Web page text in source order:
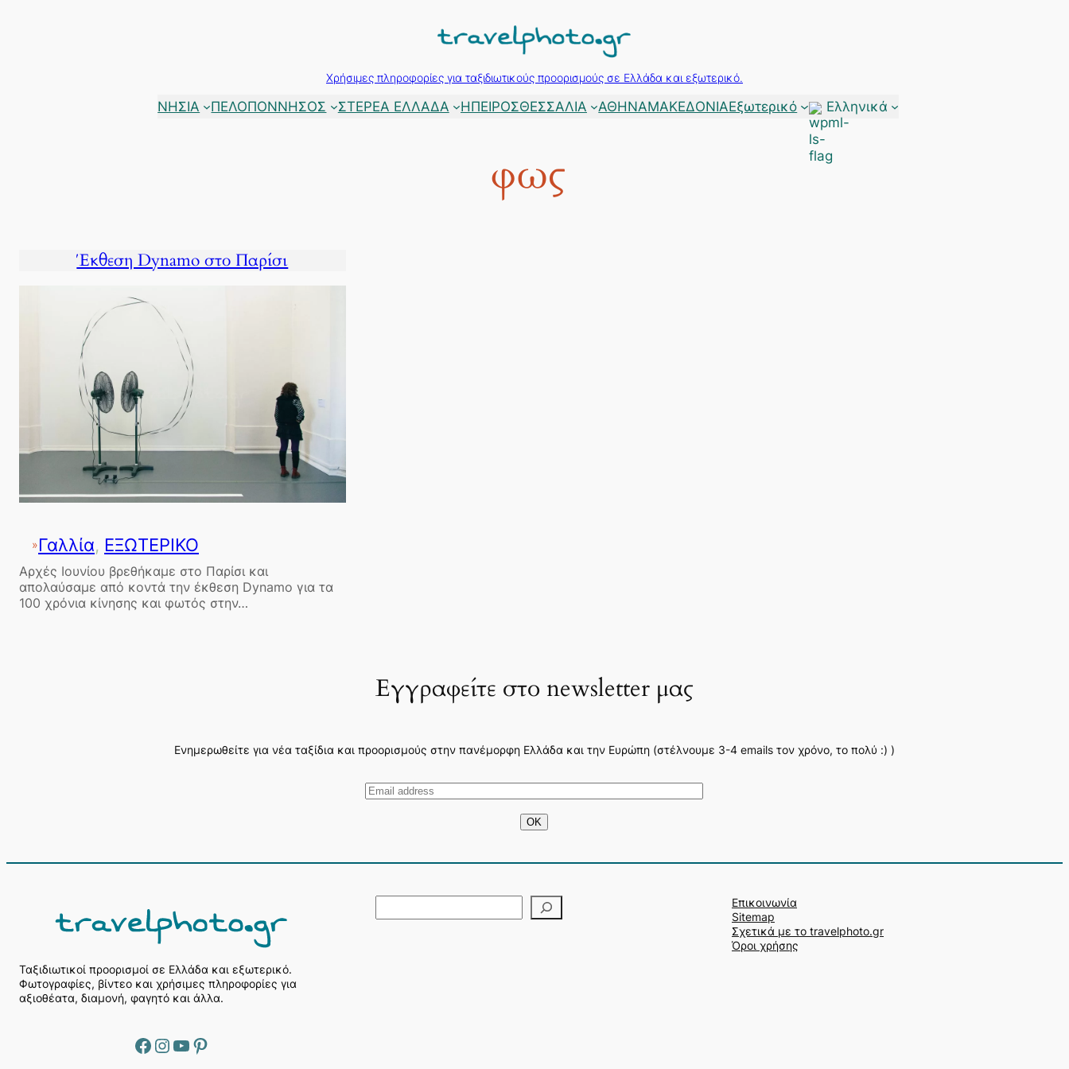
Χρήσιμες πληροφορίες για ταξιδιωτικούς προορισμούς σε Ελλάδα και εξωτερικό.
ΝΗΣΙΑ ΠΕΛΟΠΟΝΝΗΣΟΣ ΣΤΕΡΕΑ ΕΛΛΑΔΑ ΗΠΕΙΡΟΣΘΕΣΣΑΛΙΑ ΑΘΗΝΑΜΑΚΕΔΟΝΙΑΕξωτερικό Ελληνικά
φως
Έκθεση Dynamo στο Παρίσι
»Γαλλία, ΕΞΩΤΕΡΙΚΟ
Αρχές Ιουνίου βρεθήκαμε στο Παρίσι και
απολαύσαμε από κοντά την έκθεση Dynamo για τα
100 χρόνια κίνησης και φωτός στην…
Εγγραφείτε στο newsletter μας
Ενημερωθείτε για νέα ταξίδια και προορισμούς στην πανέμορφη Ελλάδα και την Ευρώπη (στέλνουμε 3-4 emails τον χρόνο, το πολύ :) )
Ταξιδιωτικοί προορισμοί σε Ελλάδα και εξωτερικό.
Φωτογραφίες, βίντεο και χρήσιμες πληροφορίες για
αξιοθέατα, διαμονή, φαγητό και άλλα.
Facebook Instagram YouTube Pinterest
Επικοινωνία
Sitemap
Σχετικά με το travelphoto.gr
Όροι χρήσης